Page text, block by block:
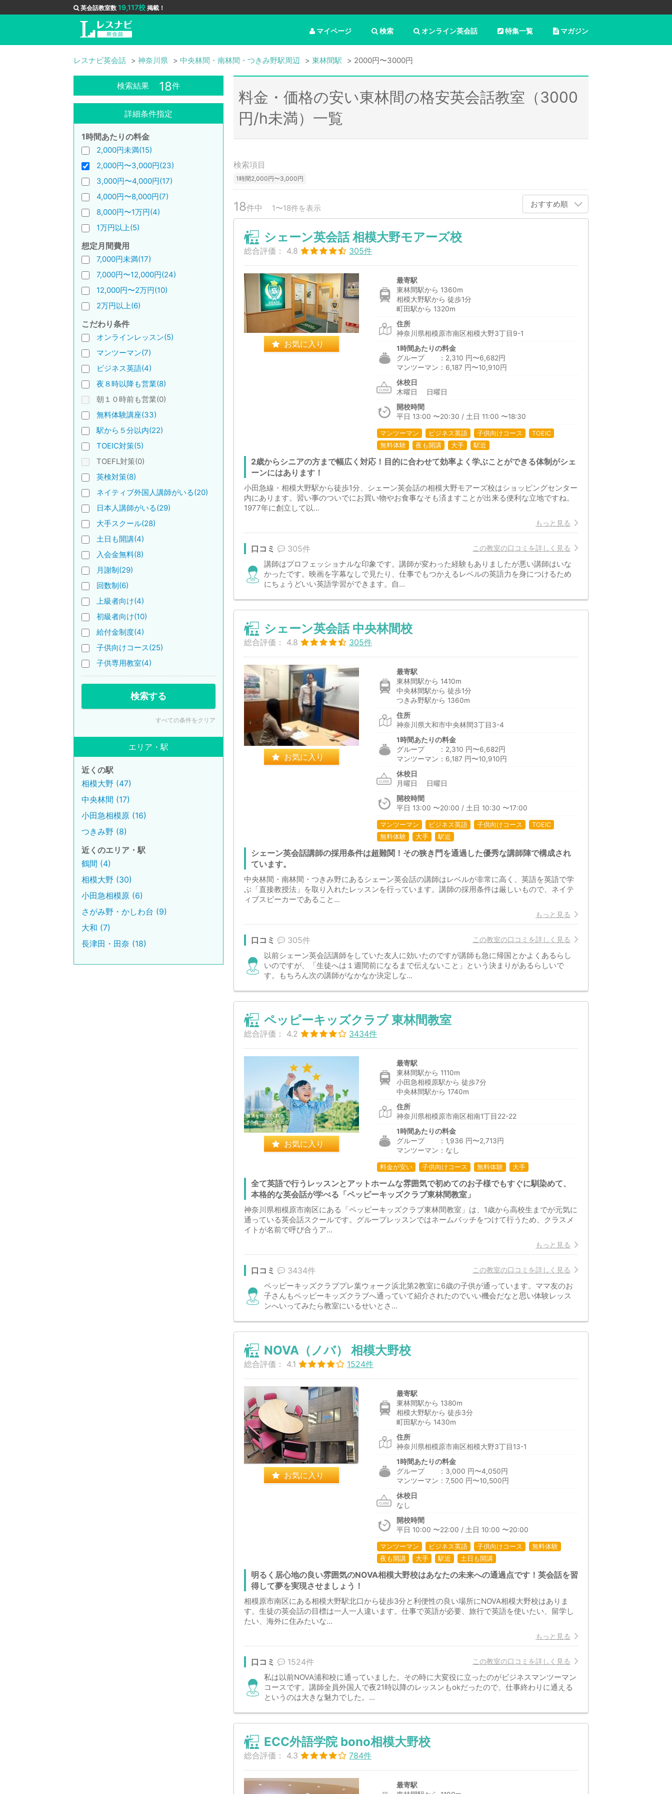
英会話教室数 19,117校 掲載！
マガジン
特集一覧
オンライン英会話
検索
マイページ
レスナビ英会話 神奈川県 中央林間・南林間・つきみ野駅周辺 東林間駅 2000円〜3000円
検索結果 18件
詳細条件指定
1時間あたりの料金
2,000円未満(15)
2,000円〜3,000円(23)
3,000円〜4,000円(17)
4,000円〜8,000円(7)
8,000円〜1万円(4)
1万円以上(5)
想定月間費用
7,000円未満(17)
7,000円〜12,000円(24)
12,000円〜2万円(10)
2万円以上(6)
こだわり条件
オンラインレッスン(5)
マンツーマン(7)
ビジネス英語(4)
夜８時以降も営業(8)
朝１０時前も営業(0)
無料体験講座(33)
駅から５分以内(22)
TOEIC対策(5)
TOEFL対策(0)
英検対策(8)
ネイティブ外国人講師がいる(20)
日本人講師がいる(29)
大手スクール(28)
土日も開講(4)
入会金無料(8)
月謝制(29)
回数制(6)
上級者向け(4)
初級者向け(10)
給付金制度(4)
子供向けコース(25)
子供専用教室(4)
検索する
すべての条件をクリア
エリア・駅
近くの駅
相模大野 (47)
中央林間 (17)
小田急相模原 (16)
つきみ野 (8)
近くのエリア・駅
鶴間 (4)
相模大野 (30)
小田急相模原 (6)
さがみ野・かしわ台 (9)
大和 (7)
長津田・田奈 (18)
料金・価格の安い東林間の格安英会話教室（3000
円/h未満）一覧
検索項目
1時間2,000円〜3,000円
18件中 1〜18件を表示 おすすめ順
シェーン英会話 相模大野モアーズ校
総合評価： 4.8 305件
お気に入り
最寄駅
東林間駅から 1360m
相模大野駅から 徒歩1分
町田駅から 1320m
住所
神奈川県相模原市南区相模大野3丁目9-1
1時間あたりの料金
グループ ：2,310 円〜6,682円
マンツーマン：6,187 円〜10,910円
休校日
木曜日 日曜日
開校時間
平日 13:00 〜20:30 / 土日 11:00 〜18:30
マンツーマン ビジネス英語 子供向けコース
TOEIC
無料体験
夜も開講 大手 駅近
2歳からシニアの方まで幅広く対応！目的に合わせて効率よく学ぶことができる体制がシェ
ーンにはあります！
小田急線・相模大野駅から徒歩1分、シェーン英会話の相模大野モアーズ校はショッピングセンター
内にあります。習い事のついでにお買い物やお食事なそも済ますことが出来る便利な立地ですね。
1977年に創立して以...
もっと見る
この教室の口コミを詳しく見る
口コミ 305件
講師はプロフェッショナルな印象です。講師が変わった経験もありましたが悪い講師はいな
かったです。映画を字幕なしで見たり、仕事でもつかえるレベルの英語力を身につけるため
にちょうどいい英語学習ができます。自...
シェーン英会話 中央林間校
総合評価： 4.8 305件
お気に入り
最寄駅
東林間駅から 1410m
中央林間駅から 徒歩1分
つきみ野駅から 1360m
住所
神奈川県大和市中央林間3丁目3-4
1時間あたりの料金
グループ ：2,310 円〜6,682円
マンツーマン：6,187 円〜10,910円
休校日
月曜日 日曜日
開校時間
平日 13:00 〜20:00 / 土日 10:30 〜17:00
マンツーマン ビジネス英語 子供向けコース
TOEIC
無料体験
大手 駅近
シェーン英会話講師の採用条件は超難関！その狭き門を通過した優秀な講師陣で構成され
ています。
中央林間・南林間・つきみ野にあるシェーン英会話の講師はレベルが非常に高く、英語を英語で学
ぶ「直接教授法」を取り入れたレッスンを行っています。講師の採用条件は厳しいもので、ネイテ
ィブスピーカーであること...
もっと見る
この教室の口コミを詳しく見る
口コミ 305件
以前シェーン英会話講師をしていた友人に効いたのですが講師も急に帰国とかよくあるらし
いのですが、「生徒へは１週間前になるまで伝えないこと」という決まりがあるらしいで
す。もちろん次の講師がなかなか決定しな...
ペッピーキッズクラブ 東林間教室
総合評価： 4.2 3434件
お気に入り
最寄駅
東林間駅から 1110m
小田急相模原駅から 徒歩7分
中央林間駅から 1740m
住所
神奈川県相模原市南区相南1丁目22-22
1時間あたりの料金
グループ ：1,936 円〜2,713円
マンツーマン：なし
料金が安い 子供向けコース 無料体験 大手
全て英語で行うレッスンとアットホームな雰囲気で初めてのお子様でもすぐに馴染めて、
本格的な英会話が学べる「ペッピーキッズクラブ東林間教室」
神奈川県相模原市南区にある「ペッピーキッズクラブ東林間教室」は、1歳から高校生までが元気に
通っている英会話スクールです。グループレッスンではネームバッチをつけて行うため、クラスメ
イトが名前で呼び合うア...
もっと見る
この教室の口コミを詳しく見る
口コミ 3434件
ペッピーキッズクラブプレ葉ウォーク浜北第2教室に6歳の子供が通っています。ママ友のお
子さんもペッピーキッズクラブへ通っていて紹介されたのでいい機会だなと思い体験レッス
ンへいってみたら教室にいるせいとさ...
NOVA（ノバ） 相模大野校
総合評価： 4.1 1524件
お気に入り
最寄駅
東林間駅から 1380m
相模大野駅から 徒歩3分
町田駅から 1430m
住所
神奈川県相模原市南区相模大野3丁目13-1
1時間あたりの料金
グループ ：3,000 円〜4,050円
マンツーマン：7,500 円〜10,500円
休校日
なし
開校時間
平日 10:00 〜22:00 / 土日 10:00 〜20:00
マンツーマン ビジネス英語 子供向けコース
無料体験
夜も開講
大手 駅近 土日も開講
明るく居心地の良い雰囲気のNOVA相模大野校はあなたの未来への通過点です！英会話を習
得して夢を実現させましょう！
相模原市南区にある相模大野駅北口から徒歩3分と利便性の良い場所にNOVA相模大野校はありま
す。生徒の英会話の目標は一人一人違います。仕事で英語が必要、旅行で英語を使いたい、留学し
たい、海外に住みたいな...
もっと見る
この教室の口コミを詳しく見る
口コミ 1524件
私は以前NOVA浦和校に通っていました。その時に大変役に立ったのがビジネスマンツーマン
コースです。講師全員外国人で夜21時以降のレッスンもokだったので、仕事終わりに通える
というのは大きな魅力でした。...
ECC外語学院 bono相模大野校
総合評価： 4.3 784件
最寄駅